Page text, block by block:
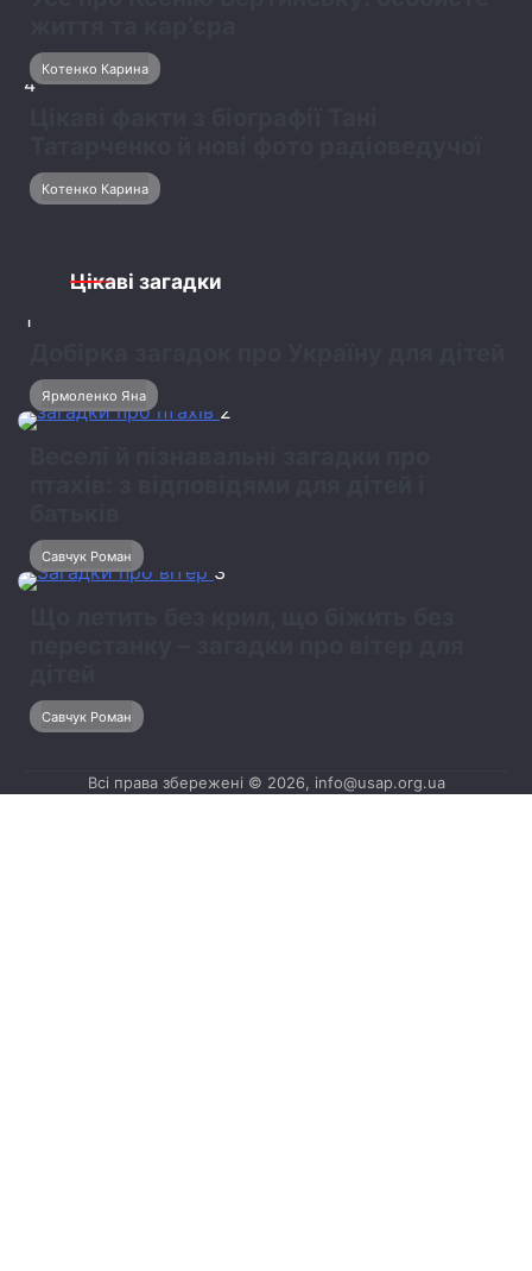
Котенко Карина
4
Котенко Карина
Цікаві загадки
1
Ярмоленко Яна
2
Савчук Роман
3
Савчук Роман
Всі права збережені © 2026, info@usap.org.ua